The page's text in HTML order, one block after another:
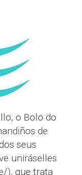
o Bolo do
de
seus
uniráselles
), que trata